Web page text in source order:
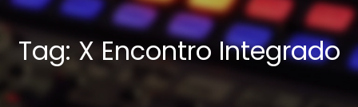
Tag:X Encontro Integrado